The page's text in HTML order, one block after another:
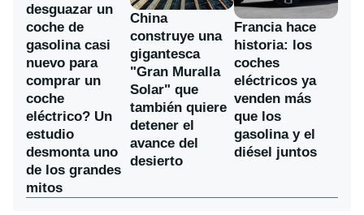
desguazar un
coche de
gasolina casi
nuevo para
comprar un
coche
eléctrico? Un
estudio
desmonta uno
de los grandes
mitos
China
construye una
gigantesca
"Gran Muralla
Solar" que
también quiere
detener el
avance del
desierto
Francia hace
historia: los
coches
eléctricos ya
venden más
que los
gasolina y el
diésel juntos